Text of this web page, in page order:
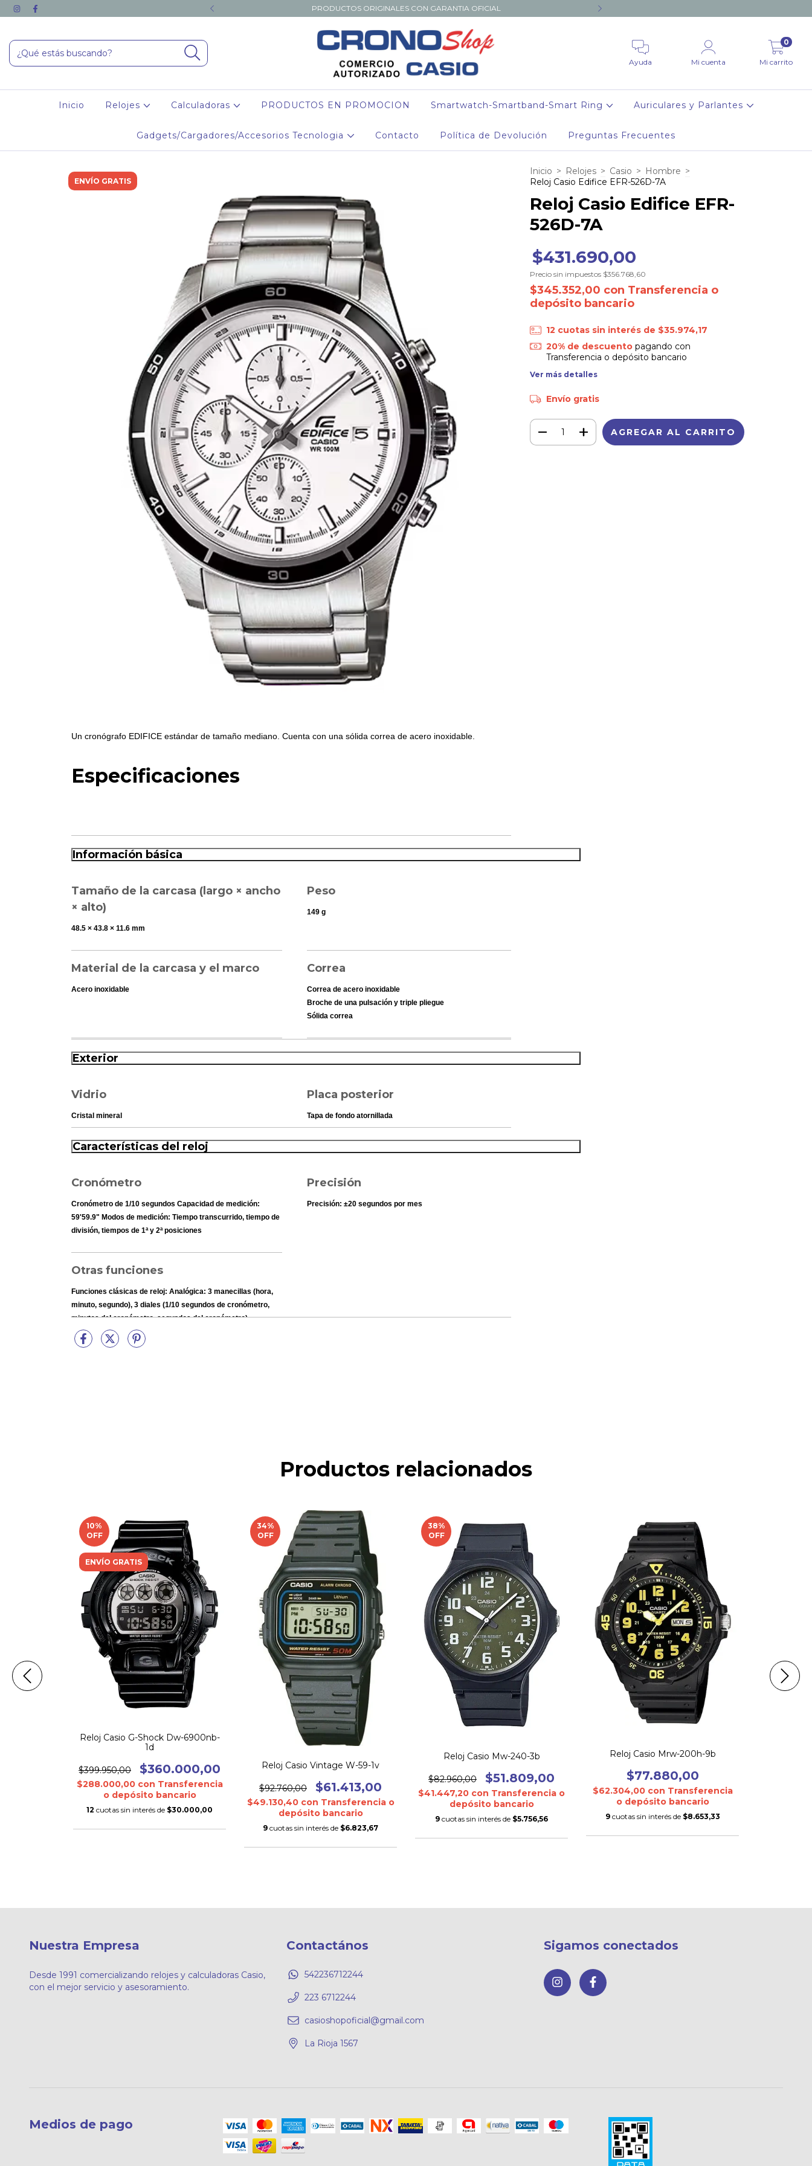
DE $110.000.- O SUPERIORES PRODUCTOS ORIGINALES CON GARANTIA OFICIAL
Ayuda Mi cuenta Mi carrito
0
Inicio Relojes Calculadoras PRODUCTOS EN PROMOCION Smartwatch-Smartband-Smart Ring Auriculares y Parlantes
Gadgets/Cargadores/Accesorios Tecnologia Contacto Política de Devolución Preguntas Frecuentes
ENVÍO GRATIS
Un cronógrafo EDIFICE estándar de tamaño mediano. Cuenta con una sólida correa de acero inoxidable.
Especificaciones
Información básica
Tamaño de la carcasa (largo × ancho
× alto)
48.5 × 43.8 × 11.6 mm
Peso
149 g
Material de la carcasa y el marco
Acero inoxidable
Correa
Correa de acero inoxidable
Broche de una pulsación y triple pliegue
Sólida correa
Resistencia al agua
Fuente de alimentación y duración
Duración aproximada de la pila: 2 años en el modelo
Exterior
Vidrio
Cristal mineral
Placa posterior
Tapa de fondo atornillada
Características del reloj
Cronómetro
Cronómetro de 1/10 segundos Capacidad de medición:
59'59.9" Modos de medición: Tiempo transcurrido, tiempo de
división, tiempos de 1ª y 2ª posiciones
Precisión
Precisión: ±20 segundos por mes
Otras funciones
Funciones clásicas de reloj: Analógica: 3 manecillas (hora,
minuto, segundo), 3 diales (1/10 segundos de cronómetro,
minutos del cronómetro, segundos del cronómetro)
Pantalla de fecha
Inicio > Relojes > Casio > Hombre >
Reloj Casio Edifice EFR-526D-7A
Reloj Casio Edifice EFR-
526D-7A
$431.690,00
Precio sin impuestos $356.768,60
$345.352,00 con Transferencia o
depósito bancario
12 cuotas sin interés de $35.974,17
20% de descuentopagando con
Transferencia o depósito bancario
Ver más detalles
Envío gratis
Productos relacionados
10%
OFF
ENVÍO GRATIS
Reloj Casio G-Shock Dw-6900nb-
1d
$399.950,00 $360.000,00
$288.000,00 con Transferencia
o depósito bancario
12 cuotas sin interés de $30.000,00
34%
OFF
Reloj Casio Vintage W-59-1v
$92.760,00 $61.413,00
$49.130,40 con Transferencia o
depósito bancario
9 cuotas sin interés de $6.823,67
38%
OFF
Reloj Casio Mw-240-3b
$82.960,00 $51.809,00
$41.447,20 con Transferencia o
depósito bancario
9 cuotas sin interés de $5.756,56
Reloj Casio Mrw-200h-9b
$77.880,00
$62.304,00 con Transferencia
o depósito bancario
9 cuotas sin interés de $8.653,33
Nuestra Empresa
Desde 1991 comercializando relojes y calculadoras Casio,
con el mejor servicio y asesoramiento.
Contactános
542236712244
223 6712244
casioshopoficial@gmail.com
La Rioja 1567
Sigamos conectados
Medios de pago